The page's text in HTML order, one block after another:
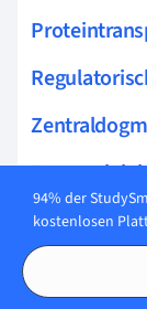
Protein
94% der
kostenlosen